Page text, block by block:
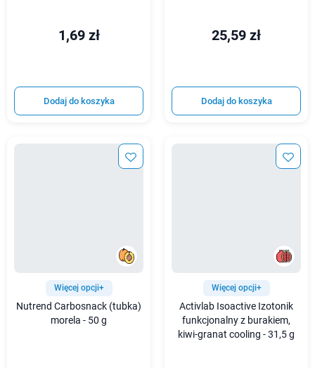
1,69 zł
Dodaj do koszyka
25,59 zł
Dodaj do koszyka
Więcej opcji+
Nutrend Carbosnack (tubka)
morela - 50 g
Więcej opcji+
Activlab Isoactive Izotonik
funkcjonalny z burakiem,
kiwi-granat cooling - 31,5 g